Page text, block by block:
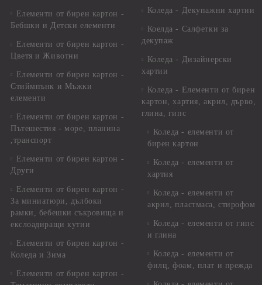
Елементи от бирен картон -
Бебшки и Детски елементи
Елементи от бирен картон -
Цветя и Животни
Елементи от бирен картон -
Стиймпънк и Мъжки
елементи
Елементи от бирен картон -
Пътешестия - море, планина
,транспорт
Елементи от бирен картон -
Други
Елементи от бирен картон -
За миниатюри, дълбоки
рамки, бебешки съкровища и
екслоадиращи кутии
Елементи от бирен картон -
Коледа и Зима
Елементи от бирен картон -
Коледа - Декупажни хартии
Коелда - Салфетки за
декупаж
Коледа - Дизайнерски
хартии
Коледа - Eлементи от бирен
картон, хартия, акрил, дърво,
глина, гипс
Коледа - елементи от
бирен картон
Коледа - елементи от
хартия
Коледа - елементи от
акрил, пластмаса, стирофом
Коледа - елементи от гипс
и глина
Коледа - елементи от
филц, фоам, плат и прежда